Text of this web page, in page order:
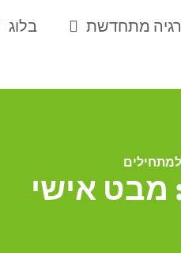
מתחדשת
בלוג
למתחילים
מבט אישי